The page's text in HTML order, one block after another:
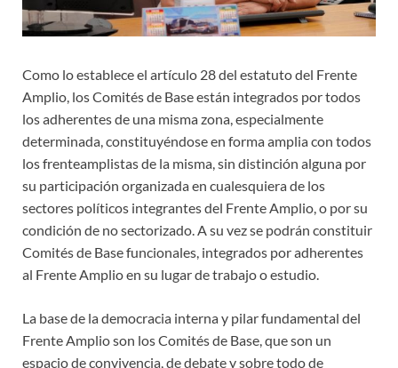
Como lo establece el artículo 28 del estatuto del Frente
Amplio, los Comités de Base están integrados por todos
los adherentes de una misma zona, especialmente
determinada, constituyéndose en forma amplia con todos
los frenteamplistas de la misma, sin distinción alguna por
su participación organizada en cualesquiera de los
sectores políticos integrantes del Frente Amplio, o por su
condición de no sectorizado. A su vez se podrán constituir
Comités de Base funcionales, integrados por adherentes
al Frente Amplio en su lugar de trabajo o estudio.
La base de la democracia interna y pilar fundamental del
Frente Amplio son los Comités de Base, que son un
espacio de convivencia, de debate y sobre todo de